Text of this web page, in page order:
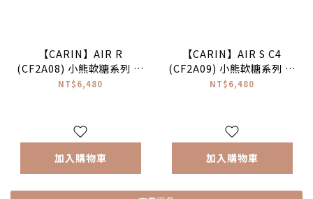
【CARIN】AIR R
(CF2A08) 小熊軟糖系列 圓
框光學眼鏡 #NewJeans配
NT$6,480
加入購物車
【CARIN】AIR S C4
(CF2A09) 小熊軟糖系列 橢
圓框光學眼鏡♥
NT$6,480
加入購物車